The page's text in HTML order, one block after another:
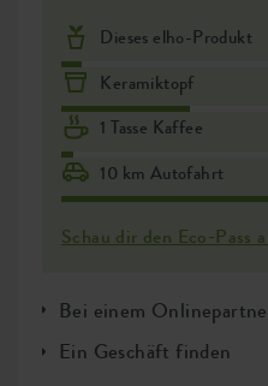
Dieses elho-Produkt
Keramiktopf
1 Tasse Kaffee
10 km Autofahrt
Schau dir den Eco-Pass
Bei einem
Ein Geschäft finden